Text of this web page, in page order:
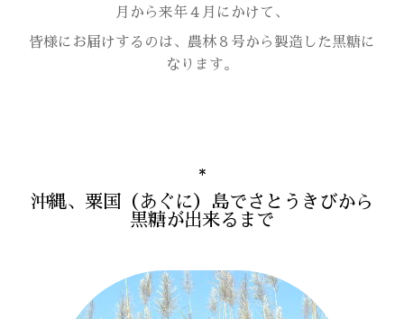
月から来年４月にかけて、
皆様にお届けするのは、農林８号から製造した黒糖に
なります。
沖縄、粟国（あぐに）島でさとうきびから
黒糖が出来るまで